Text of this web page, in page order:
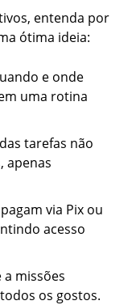
entenda por
ótima ideia:
e onde
uma rotina
tarefas não
apenas
via Pix ou
acesso
missões
os gostos.